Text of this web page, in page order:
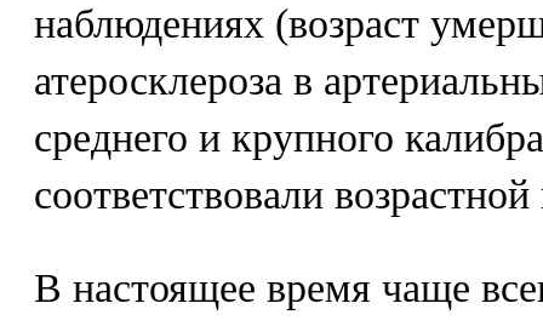
наблюдениях (возраст
атеросклероза в
среднего и крупного
соответствовали
В настоящее время чаще